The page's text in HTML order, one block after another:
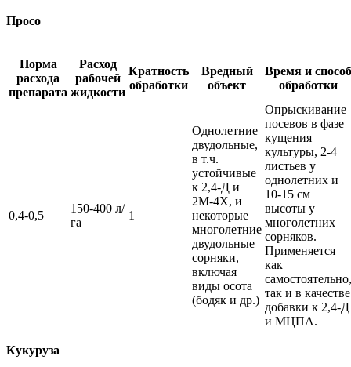
Просо
Норма
расхода
препарата
Расход
рабочей
жидкости
Кратность
обработки
Вредный
объект
Время и способ
обработки
0,4-0,5
150-400 л/
га
1
Однолетние
двудольные,
в т.ч.
устойчивые
к 2,4-Д и
2М-4Х, и
некоторые
многолетние
двудольные
сорняки,
включая
виды осота
(бодяк и др.)
Опрыскивание
посевов в фазе
кущения
культуры, 2-4
листьев у
однолетних и
10-15 см
высоты у
многолетних
сорняков.
Применяется
как
самостоятельно,
так и в качестве
добавки к 2,4-Д
и МЦПА.
Кукуруза